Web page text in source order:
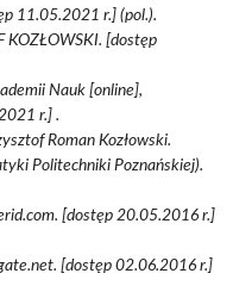
11.05.2021 r.] (pol.).
KOZŁOWSKI. [dostęp
Nauk [online],
r.] .
Roman Kozłowski.
Politechniki Poznańskiej).
[dostęp 20.05.2016 r.]
[dostęp 02.06.2016 r.]